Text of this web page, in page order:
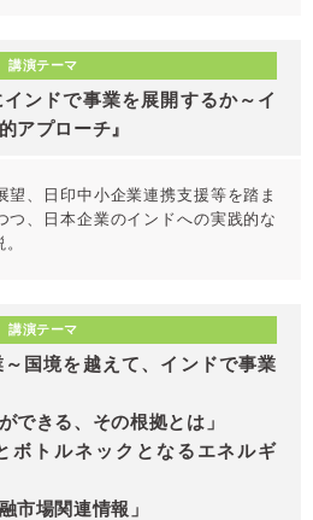
講演テーマ
ンドで事業を展開するか～イ
アプローチ』
望、日印中小企業連携支援等を踏ま
つ、日本企業のインドへの実践的な
講演テーマ
国境を越えて、インドで事業
できる、その根拠とは」
ボトルネックとなるエネルギ
市場関連情報」